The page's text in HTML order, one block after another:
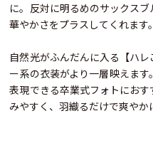
に。反対に明るめのサックス
華やかさをプラスしてくれます。
自然光がふんだんに入る【ハ
ー系の衣装がより一層映えま
表現できる卒業式フォトにお
みやすく、羽織るだけで爽やか